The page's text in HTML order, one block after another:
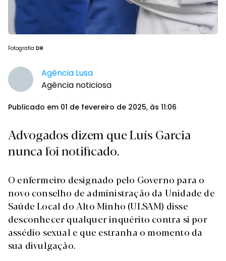
Fotografia DR
Agência Lusa
Agência noticiosa
Publicado em 01 de fevereiro de 2025, às 11:06
Advogados dizem que Luís Garcia
nunca foi notificado.
O enfermeiro designado pelo Governo para o
novo conselho de administração da Unidade de
Saúde Local do Alto Minho (ULSAM) disse
desconhecer qualquer inquérito contra si por
assédio sexual e que estranha o momento da
sua divulgação.